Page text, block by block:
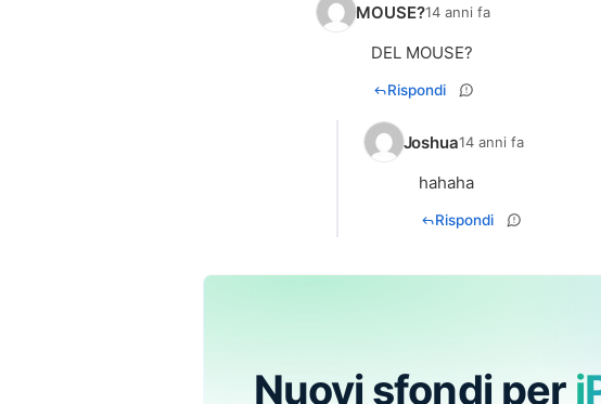
MOUSE?14 anni fa
DEL MOUSE?
Rispondi
Joshua14 anni fa
hahaha
Rispondi
Nuovi sfondi per